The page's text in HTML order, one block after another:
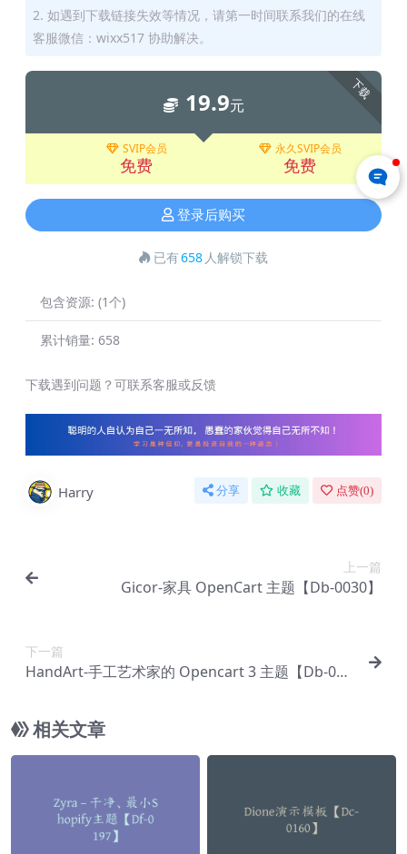
2. 如遇到下载链接失效等情况，请第一时间联系我们的在线
客服微信：wixx517 协助解决。
下载
19.9元
SVIP会员
免费
永久SVIP会员
免费
登录后购买
已有658 人解锁下载
包含资源: (1个)
累计销量: 658
下载遇到问题？可联系客服或反馈
Harry 分享 收藏 点赞(0)
上一篇
Gicor-家具 OpenCart 主题【Db-0030】
下一篇
HandArt-手工艺术家的 Opencart 3 主题【Db-003
相关文章